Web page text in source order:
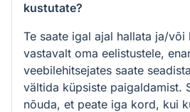
kustutate?
Te saate igal ajal hallata ja/või
vastavalt oma eelistustele,
veebilehitsejates saate
vältida küpsiste paigaldamist.
nõuda, et peate iga kord, kui